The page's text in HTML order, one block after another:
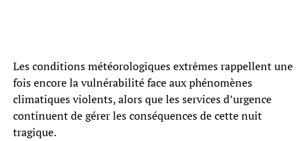
Les conditions météorologiques extrêmes rappellent une
fois encore la vulnérabilité face aux phénomènes
climatiques violents, alors que les services d’urgence
continuent de gérer les conséquences de cette nuit
tragique.